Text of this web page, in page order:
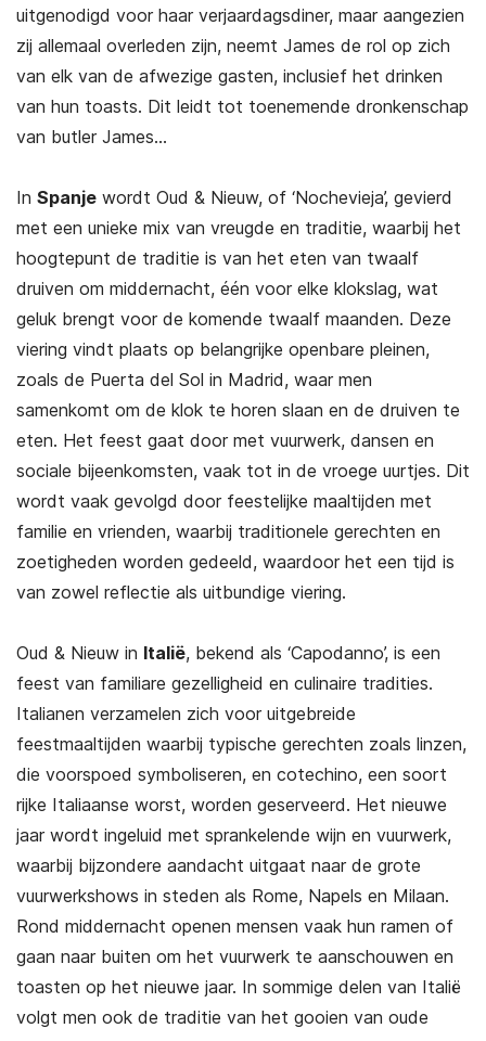
uitgenodigd voor haar verjaardagsdiner, maar aangezien
zij allemaal overleden zijn, neemt James de rol op zich
van elk van de afwezige gasten, inclusief het drinken
van hun toasts. Dit leidt tot toenemende dronkenschap
van butler James…
In Spanje wordt Oud & Nieuw, of ‘Nochevieja’, gevierd
met een unieke mix van vreugde en traditie, waarbij het
hoogtepunt de traditie is van het eten van twaalf
druiven om middernacht, één voor elke klokslag, wat
geluk brengt voor de komende twaalf maanden. Deze
viering vindt plaats op belangrijke openbare pleinen,
zoals de Puerta del Sol in Madrid, waar men
samenkomt om de klok te horen slaan en de druiven te
eten. Het feest gaat door met vuurwerk, dansen en
sociale bijeenkomsten, vaak tot in de vroege uurtjes. Dit
wordt vaak gevolgd door feestelijke maaltijden met
familie en vrienden, waarbij traditionele gerechten en
zoetigheden worden gedeeld, waardoor het een tijd is
van zowel reflectie als uitbundige viering.
Oud & Nieuw in Italië, bekend als ‘Capodanno’, is een
feest van familiare gezelligheid en culinaire tradities.
Italianen verzamelen zich voor uitgebreide
feestmaaltijden waarbij typische gerechten zoals linzen,
die voorspoed symboliseren, en cotechino, een soort
rijke Italiaanse worst, worden geserveerd. Het nieuwe
jaar wordt ingeluid met sprankelende wijn en vuurwerk,
waarbij bijzondere aandacht uitgaat naar de grote
vuurwerkshows in steden als Rome, Napels en Milaan.
Rond middernacht openen mensen vaak hun ramen of
gaan naar buiten om het vuurwerk te aanschouwen en
toasten op het nieuwe jaar. In sommige delen van Italië
volgt men ook de traditie van het gooien van oude